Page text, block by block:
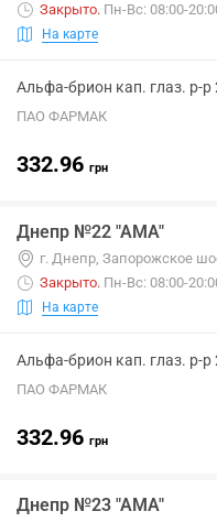
Закрыто. Пн-Вс: 08:00-
На карте
Альфа-брион кап. глаз. р-
ПАО ФАРМАК
332.96 грн
Днепр №22 "АМА"
г. Днепр, Запорожское
Закрыто. Пн-Вс: 08:00-
На карте
Альфа-брион кап. глаз. р-
ПАО ФАРМАК
332.96 грн
Днепр №23 "АМА"